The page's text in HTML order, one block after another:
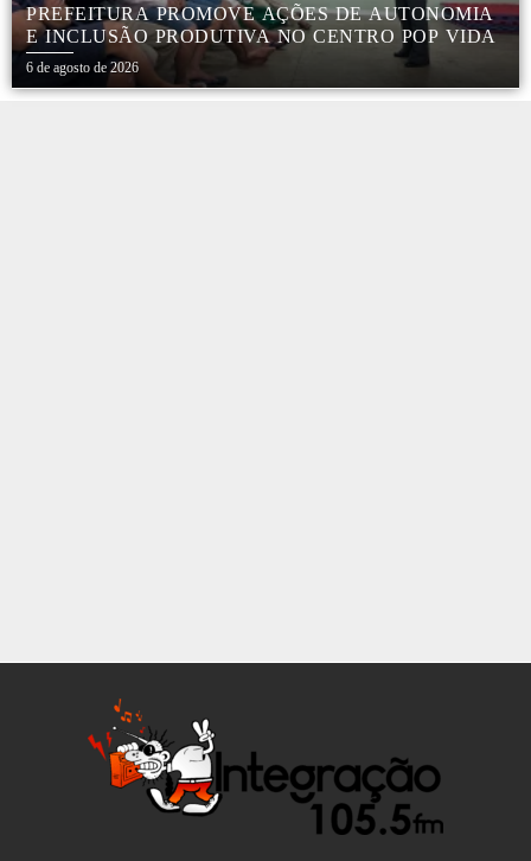
PREFEITURA PROMOVE AÇÕES DE AUTONOMIA
E INCLUSÃO PRODUTIVA NO CENTRO POP VIDA
6 de agosto de 2026